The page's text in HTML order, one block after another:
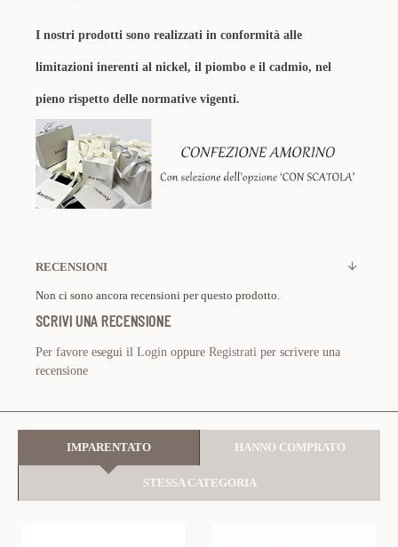
I nostri prodotti sono realizzati in conformità alle
limitazioni inerenti al nickel, il piombo e il cadmio, nel
pieno rispetto delle normative vigenti.
RECENSIONI
Non ci sono ancora recensioni per questo prodotto.
SCRIVI UNA RECENSIONE
Per favore esegui il Login oppure Registrati per scrivere una
recensione
IMPARENTATO HANNO COMPRATO
STESSA CATEGORIA